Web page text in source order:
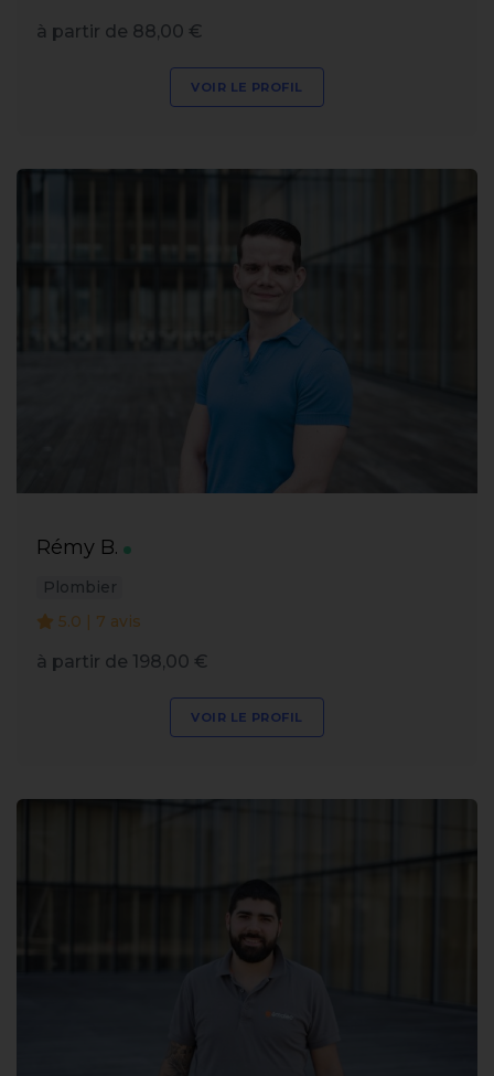
à partir de 88,00 €
VOIR LE PROFIL
Rémy B.
Plombier
5.0 | 7 avis
à partir de 198,00 €
VOIR LE PROFIL